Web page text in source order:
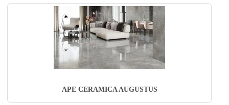
APE CERAMICA AUGUSTUS